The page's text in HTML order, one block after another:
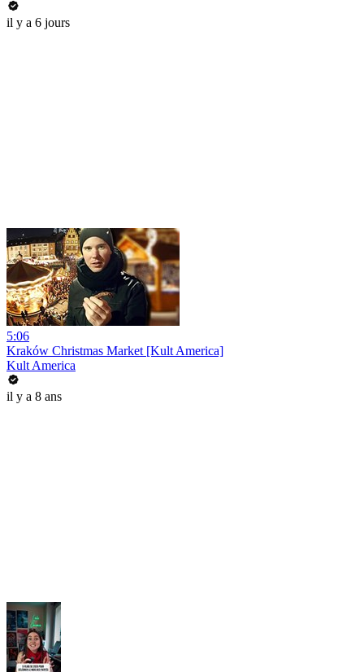
il y a 6 jours
5:06
Kraków Christmas Market [Kult America]
Kult America
il y a 8 ans